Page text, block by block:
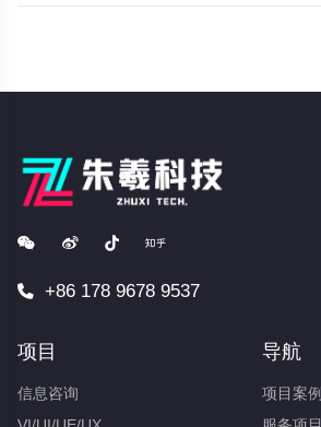
+86 178 9678 9537
项目
信息咨询
导航
项目案例